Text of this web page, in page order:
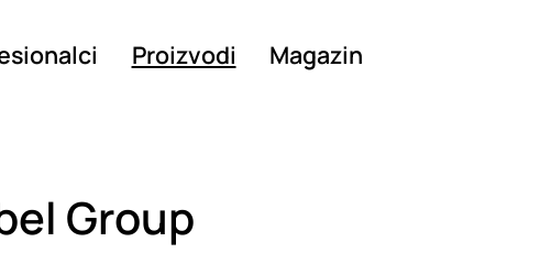
Proizvodi Magazin
Group